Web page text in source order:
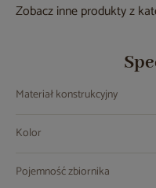
Zobacz inne produkty z
Materiał konstrukcyjny
Kolor
Pojemność zbiornika